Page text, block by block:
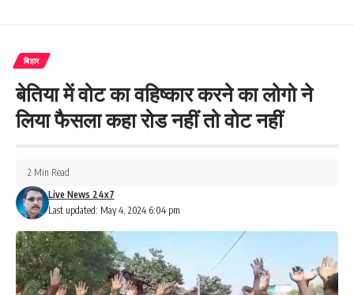
बिहार
बेतिया में वोट का वहिष्कार करने का लोगो ने
लिया फैसला कहा रोड नहीं तो वोट नहीं
Last updated: May 4, 2024 6:04 pm
Live News 24x7
2 Min Read